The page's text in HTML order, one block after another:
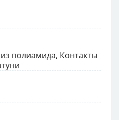
полиамида, Контакты